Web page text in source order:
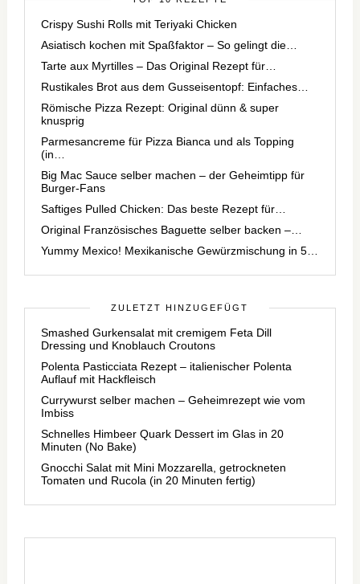
Crispy Sushi Rolls mit Teriyaki Chicken
Asiatisch kochen mit Spaßfaktor – So gelingt die…
Tarte aux Myrtilles – Das Original Rezept für…
Rustikales Brot aus dem Gusseisentopf: Einfaches…
Römische Pizza Rezept: Original dünn & super
knusprig
Parmesancreme für Pizza Bianca und als Topping
(in…
Big Mac Sauce selber machen – der Geheimtipp für
Burger-Fans
Saftiges Pulled Chicken: Das beste Rezept für…
Original Französisches Baguette selber backen –…
Yummy Mexico! Mexikanische Gewürzmischung in 5…
ZULETZT HINZUGEFÜGT
Smashed Gurkensalat mit cremigem Feta Dill
Dressing und Knoblauch Croutons
Polenta Pasticciata Rezept – italienischer Polenta
Auflauf mit Hackfleisch
Currywurst selber machen – Geheimrezept wie vom
Imbiss
Schnelles Himbeer Quark Dessert im Glas in 20
Minuten (No Bake)
Gnocchi Salat mit Mini Mozzarella, getrockneten
Tomaten und Rucola (in 20 Minuten fertig)